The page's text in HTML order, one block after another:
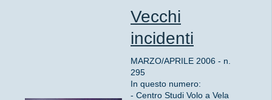
Vecchi
incidenti
MARZO/APRILE 2006 - n.
295
In questo numero:
- Centro Studi Volo a Vela